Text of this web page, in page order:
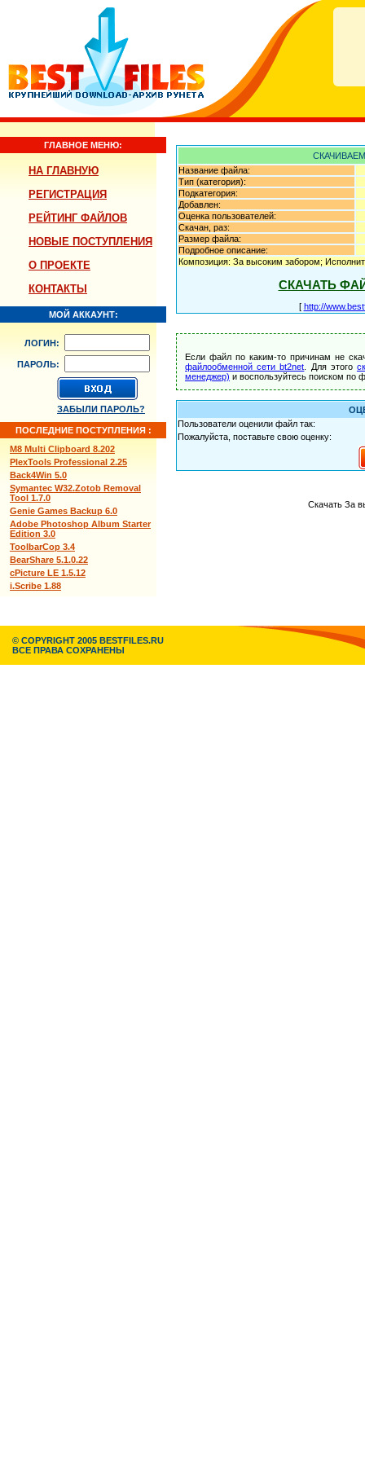
ГЛАВНОЕ МЕНЮ:
НА ГЛАВНУЮ
РЕГИСТРАЦИЯ
РЕЙТИНГ ФАЙЛОВ
НОВЫЕ ПОСТУПЛЕНИЯ
О ПРОЕКТЕ
КОНТАКТЫ
МОЙ АККАУНТ:
ЛОГИН:
ПАРОЛЬ:
ЗАБЫЛИ ПАРОЛЬ?
ПОСЛЕДНИЕ ПОСТУПЛЕНИЯ :
M8 Multi Clipboard 8.202
PlexTools Professional 2.25
Back4Win 5.0
Symantec W32.Zotob Removal
Tool 1.7.0
Genie Games Backup 6.0
Adobe Photoshop Album Starter
Edition 3.0
ToolbarCop 3.4
BearShare 5.1.0.22
cPicture LE 1.5.12
i.Scribe 1.88
Название файла:
Тип (категория):
Подкатегория:
Добавлен:
Оценка пользователей:
Скачан, раз:
Размер файла:
Подробное описание:
Композиция: За высоким забором;
СКАЧАТЬ
[ http://
Если файл по каким-то причинам не
файлообменной сети bt2net . Для этого
менеджер) и воспользуйтесь поиском по
Пользователи оценили файл так:
Пожалуйста, поставьте свою оценку:
Скачать За
© COPYRIGHT 2005 BESTFILES.RU
ВСЕ ПРАВА СОХРАНЕНЫ